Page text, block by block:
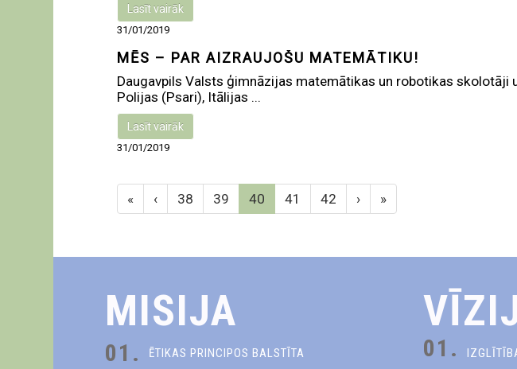
Lasīt vairāk
31/01/2019
MĒS – PAR AIZRAUJOŠU MATEMĀTIKU!
Daugavpils Valsts ģimnāzijas matemātikas un robotikas
Polijas (Psari), Itālijas ...
Lasīt vairāk
31/01/2019
« ‹ 38 39 40 41 42 › »
MISIJA
01.
ĒTIKAS PRINCIPOS BALSTĪTA
01.